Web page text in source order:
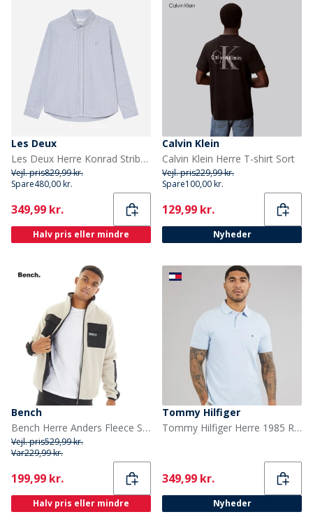
Les Deux
Les Deux Herre Konrad Stribet Oxford Skjorte Allure
Vejl. pris829,99 kr.
Spare480,00 kr.
Current
349,99 kr.
Halv pris eller mindre
Calvin Klein
Calvin Klein Herre T-shirt Sort
Vejl. pris229,99 kr.
Spare100,00 kr.
Current
129,99 kr.
Nyheder
Bench
Bench Herre Anders Fleece Sten
Vejl. pris529,99 kr.
Var229,99 kr.
Current
199,99 kr.
Halv pris eller mindre
Tommy Hilfiger
Tommy Hilfiger Herre 1985 Regular Polo Shirt Sky Blue
Current
349,99 kr.
Nyheder